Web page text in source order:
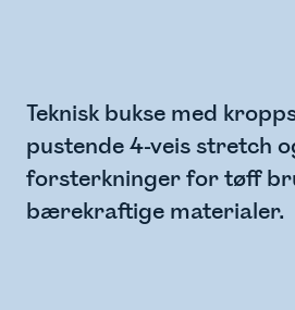
Teknisk bukse med
pustende 4-veis stretch
forsterkninger for tøff
bærekraftige materialer.